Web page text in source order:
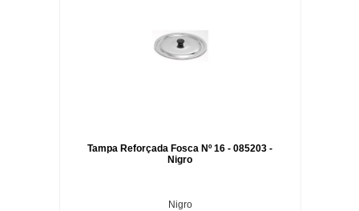
Tampa Reforçada Fosca Nº 16 - 085203 -
Nigro
Nigro